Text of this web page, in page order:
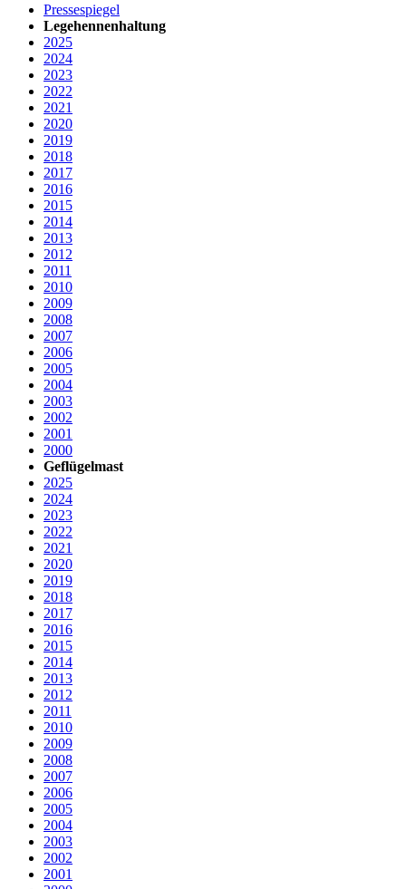
Pressespiegel
Legehennenhaltung
2025
2024
2023
2022
2021
2020
2019
2018
2017
2016
2015
2014
2013
2012
2011
2010
2009
2008
2007
2006
2005
2004
2003
2002
2001
2000
Geflügelmast
2025
2024
2023
2022
2021
2020
2019
2018
2017
2016
2015
2014
2013
2012
2011
2010
2009
2008
2007
2006
2005
2004
2003
2002
2001